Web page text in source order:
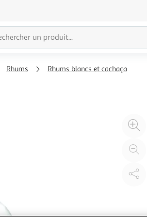
Rhums Rhums blancs et cachaça